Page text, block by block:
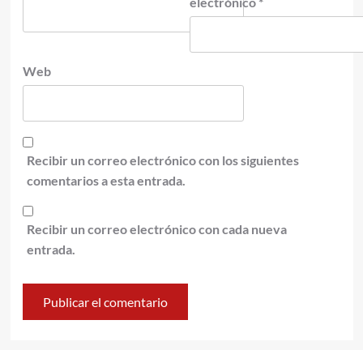
Web
Recibir un correo electrónico con los siguientes
comentarios a esta entrada.
Recibir un correo electrónico con cada nueva
entrada.